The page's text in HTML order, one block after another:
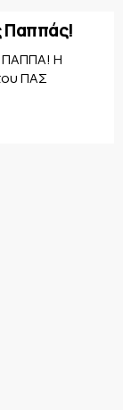
Παππάς!
ΠΑΠΠΑ! Η
ΠΑΣ